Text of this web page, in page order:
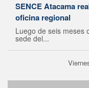
SENCE Atacama
oficina regional
Luego de seis meses
sede del...